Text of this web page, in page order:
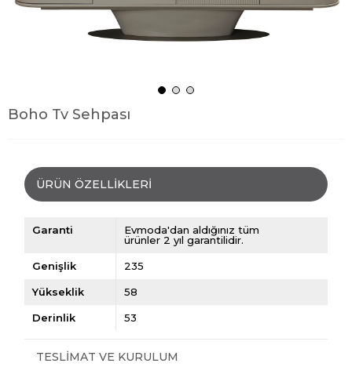
Boho Tv Sehpası
ÜRÜN ÖZELLIKLERI
Garanti
Evmoda'dan aldığınız tüm
ürünler 2 yıl garantilidir.
Genişlik 235
Yükseklik 58
Derinlik 53
TESLIMAT VE KURULUM